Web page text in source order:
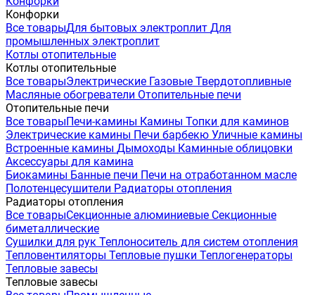
Конфорки
Все товарыДля бытовых электроплит Для
промышленных электроплит
Котлы отопительные
Котлы отопительные
Все товарыЭлектрические Газовые Твердотопливные
Масляные обогреватели Отопительные печи
Отопительные печи
Все товарыПечи-камины Камины Топки для каминов
Электрические камины Печи барбекю Уличные камины
Встроенные камины Дымоходы Каминные облицовки
Аксессуары для камина
Биокамины Банные печи Печи на отработанном масле
Полотенцесушители Радиаторы отопления
Радиаторы отопления
Все товарыСекционные алюминиевые Секционные
биметаллические
Сушилки для рук Теплоноситель для систем отопления
Тепловентиляторы Тепловые пушки Теплогенераторы
Тепловые завесы
Тепловые завесы